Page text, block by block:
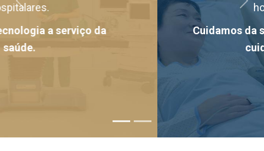
Cuidamos da sua estrutura para você
Anterior